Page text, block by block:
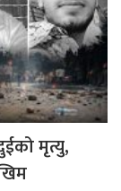
मृत्यु,